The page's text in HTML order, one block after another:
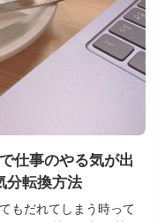
仕事のやる気が出
分転換方法
もだれてしまう時って